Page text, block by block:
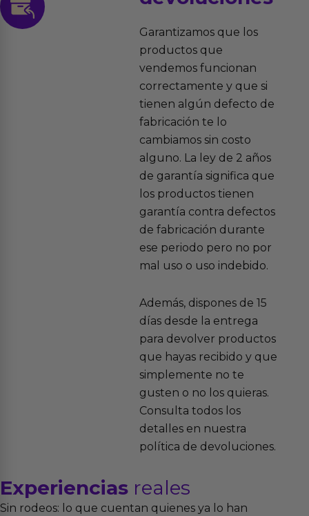
Garantizamos que los
productos que
vendemos funcionan
correctamente y que si
tienen algún defecto de
fabricación te lo
cambiamos sin costo
alguno. La ley de 2 años
de garantía significa que
los productos tienen
garantía contra defectos
de fabricación durante
ese periodo pero no por
mal uso o uso indebido.
Además, dispones de 15
días desde la entrega
para devolver productos
que hayas recibido y que
simplemente no te
gusten o no los quieras.
Consulta todos los
detalles en nuestra
política de devoluciones.
Experiencias reales
Sin rodeos: lo que cuentan quienes ya lo han